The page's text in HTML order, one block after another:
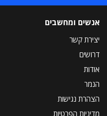
אנשים ומחשבים
יצירת קשר
דרושים
אודות
הנמר
הצהרת נגישות
מדיניות הפרטיות